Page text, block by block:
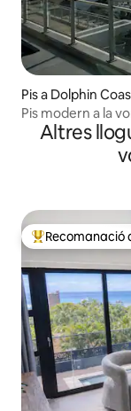
Pis a Dolphin
Pis modern a la
Altres
Principals
Recomanació